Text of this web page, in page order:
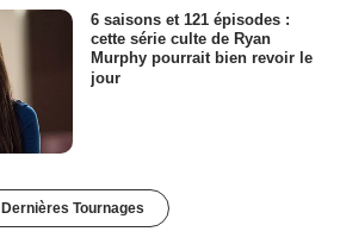
6 saisons et 121 épisodes :
cette série culte de Ryan
Murphy pourrait bien revoir le
jour
Dernières Tournages